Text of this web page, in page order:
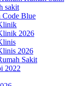
sakit
Code Blue
2026
2026
Sakit
2022